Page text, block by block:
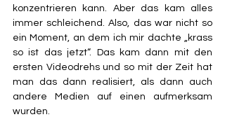
konzentrieren kann. Aber das kam alles
immer schleichend. Also, das war nicht so
ein Moment, an dem ich mir dachte „krass
so ist das jetzt“. Das kam dann mit den
ersten Videodrehs und so mit der Zeit hat
man das dann realisiert, als dann auch
andere Medien auf einen aufmerksam
wurden.